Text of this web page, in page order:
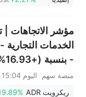
مؤشر الاتجاهات
الخدمات
منصة سهم
اليوم 15:04
ريكرويت ADR